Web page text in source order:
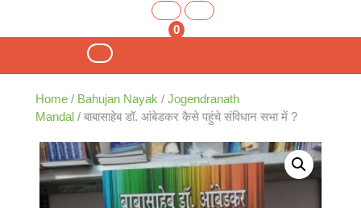
0
shopping
Open
Button
Home / Bahujan Nayak / Jogendranath
Mandal / बाबासाहेब डॉ. आंबेडकर कैसे पहुंचे संविधान सभा में ?